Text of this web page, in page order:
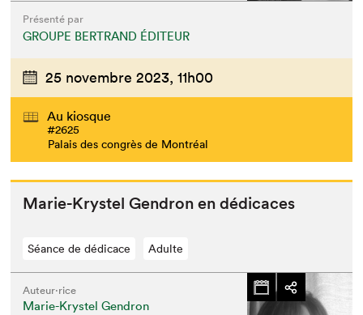
Présenté par
GROUPE BERTRAND ÉDITEUR
25 novembre 2023, 11h00
Au kiosque
#2625
Palais des congrès de Montréal
Marie-Krys­tel Gen­dron en dédicaces
Séance de dédicace Adulte
Auteur·rice
Marie-Krystel Gendron